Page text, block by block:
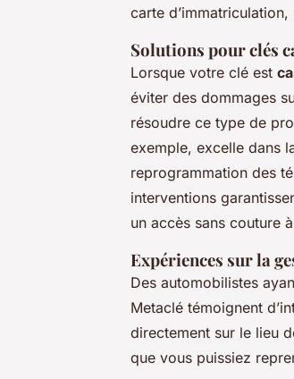
carte
Solutions pour clés
Lorsque votre clé est
éviter des dommages
résoudre ce type de
exemple, excelle dans
reprogrammation des
interventions
un accès sans couture
Expériences sur la
Des automobilistes
Metaclé témoignent
directement sur le lieu
que vous puissiez